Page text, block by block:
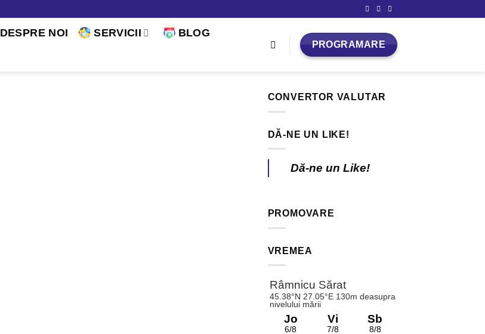
DESPRE NOI SERVICII
BLOG
PROGRAMARE
CONVERTOR VALUTAR
DĂ-NE UN LIKE!
Dă-ne un Like!
PROMOVARE
VREMEA